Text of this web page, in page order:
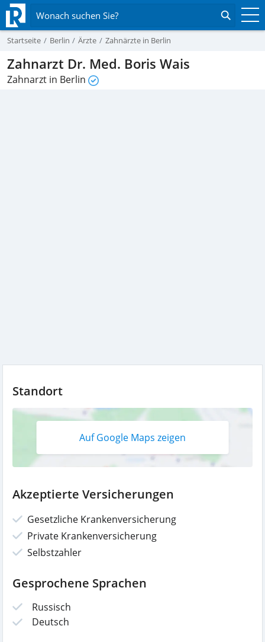
Wonach suchen Sie?
Startseite Berlin Ärzte Zahnärzte in Berlin
Zahnarzt Dr. Med. Boris Wais
Zahnarzt in Berlin
Standort
Auf Google Maps zeigen
Akzeptierte Versicherungen
Gesetzliche Krankenversicherung
Private Krankenversicherung
Selbstzahler
Gesprochene Sprachen
Russisch
Deutsch